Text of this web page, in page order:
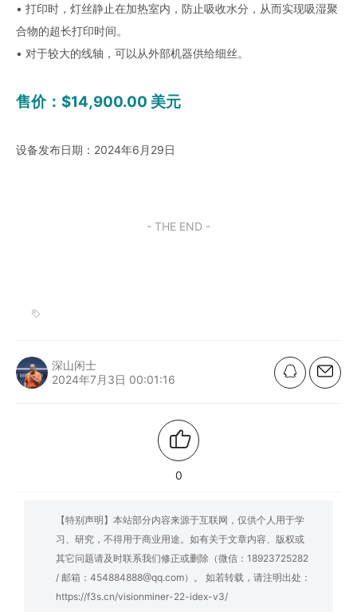
• 打印时，灯丝静止在加热室内，防止吸收水分，从而实现吸湿聚
合物的超长打印时间。
• 对于较大的线轴，可以从外部机器供给细丝。
售价：$14,900.00 美元
设备发布日期：2024年6月29日
- THE END -
深山闲士
2024年7月3日 00:01:16
0
【特别声明】本站部分内容来源于互联网，仅供个人用于学
习、研究，不得用于商业用途。如有关于文章内容、版权或
其它问题请及时联系我们修正或删除（微信：18923725282
/ 邮箱：454884888@qq.com）。 如若转载，请注明出处：
https://f3s.cn/visionminer-22-idex-v3/